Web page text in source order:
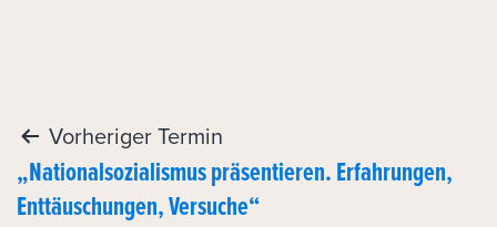
Post
navigation
Vorheriger Termin
„Nationalsozialismus präsentieren. Erfahrungen,
Enttäuschungen, Versuche“